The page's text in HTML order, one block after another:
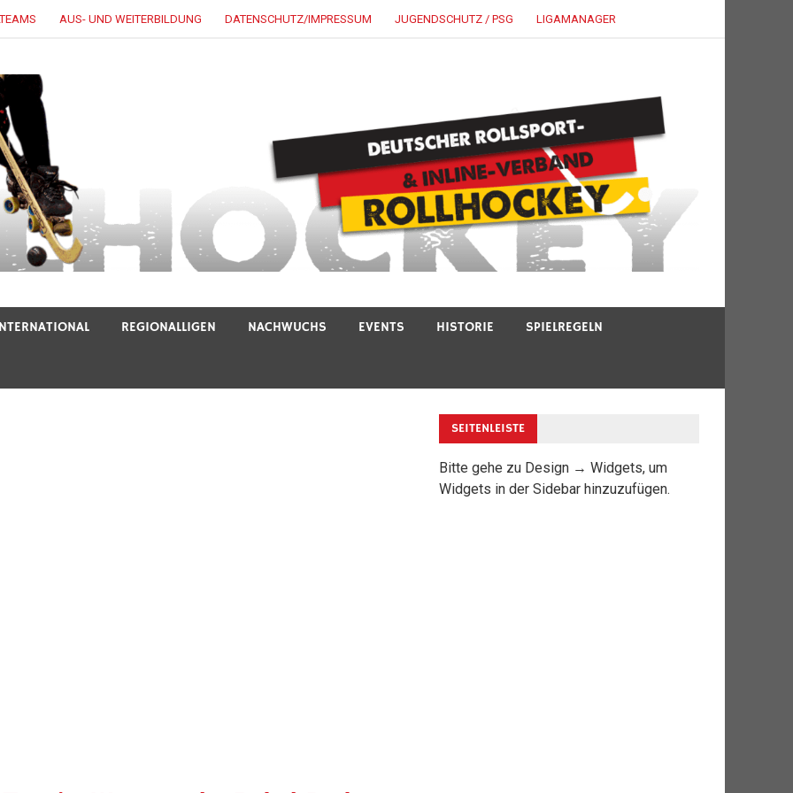
AUS- UND WEITERBILDUNG DATENSCHUTZ/IMPRESSUM JUGENDSCHUTZ / PSG LIGAMANAGER
REGIONALLIGEN NACHWUCHS EVENTS HISTORIE SPIELREGELN
SEITENLEISTE
Bitte gehe zu Design → Widgets, um
Widgets in der Sidebar hinzuzufügen.